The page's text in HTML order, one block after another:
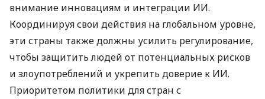
внимание инновациям и интеграции ИИ.
Координируя свои действия на глобальном уровне,
эти страны также должны усилить регулирование,
чтобы защитить людей от потенциальных рисков
и злоупотреблений и укрепить доверие к ИИ.
Приоритетом политики для стран с